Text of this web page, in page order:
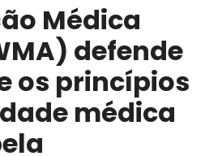
Médica
defende
os princípios
médica